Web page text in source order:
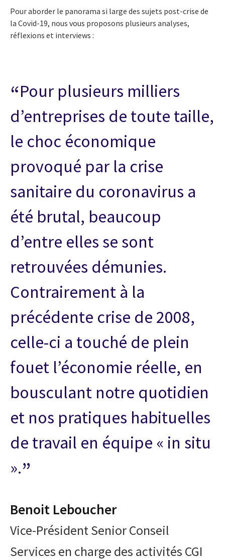
Pour aborder le panorama si large des sujets post-crise de
la Covid-19, nous vous proposons plusieurs analyses,
réflexions et interviews :
Pour plusieurs milliers
d’entreprises de toute taille,
le choc économique
provoqué par la crise
sanitaire du coronavirus a
été brutal, beaucoup
d’entre elles se sont
retrouvées démunies.
Contrairement à la
précédente crise de 2008,
celle-ci a touché de plein
fouet l’économie réelle, en
bousculant notre quotidien
et nos pratiques habituelles
de travail en équipe « in situ
».
Benoit Leboucher
Vice-Président Senior Conseil
Services en charge des activités CGI